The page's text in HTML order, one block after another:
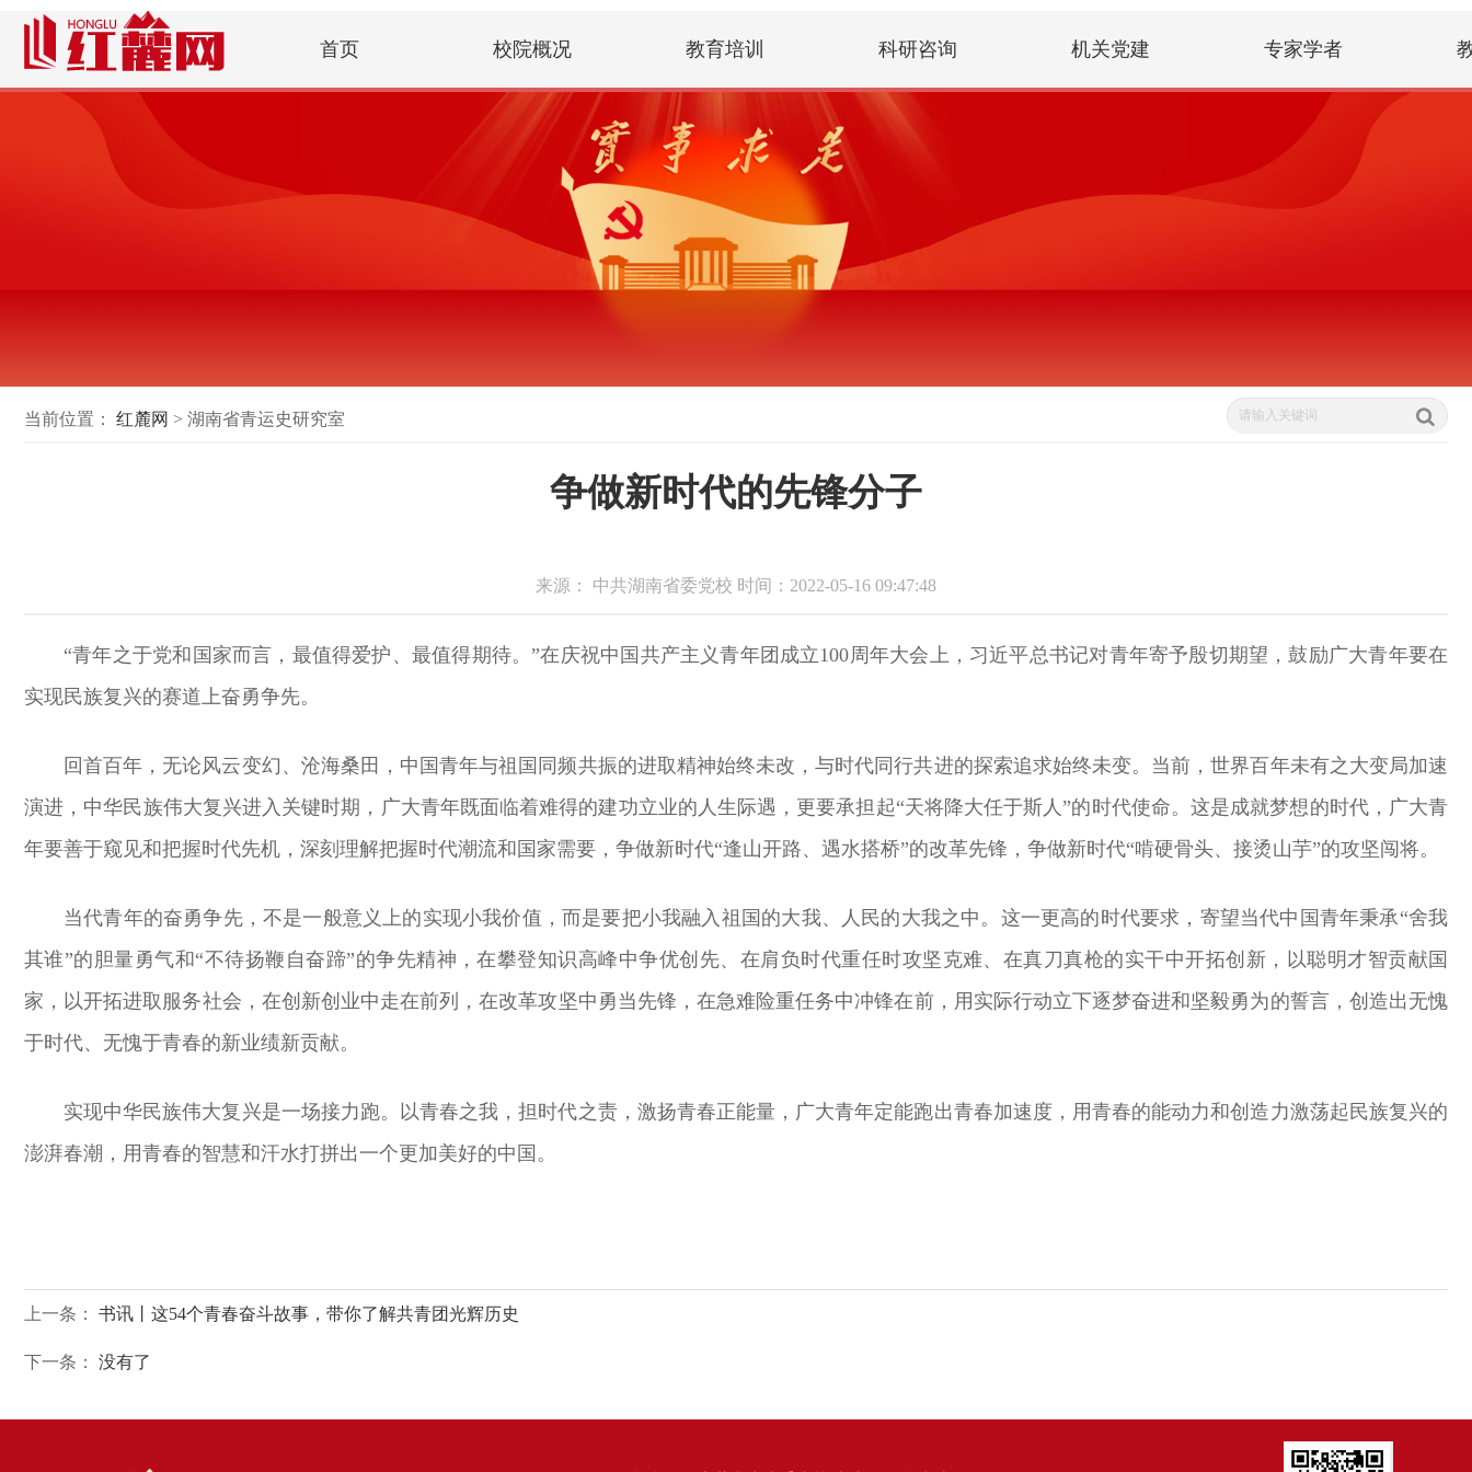
首页 校院概况 教育培训 科研咨询 机关党建 专家学者
当前位置： 红麓网 > 湖南省青运史研究室
争做新时代的先锋分子
来源： 中共湖南省委党校 时间：2022-05-16 09:47:48
“青年之于党和国家而言，最值得爱护、最值得期待。”在庆祝中国共产主义青年团成立100周年大会上，习近平总书记对青年寄予殷切期望，鼓励广大青年要在
实现民族复兴的赛道上奋勇争先。
回首百年，无论风云变幻、沧海桑田，中国青年与祖国同频共振的进取精神始终未改，与时代同行共进的探索追求始终未变。当前，世界百年未有之大变局加速
演进，中华民族伟大复兴进入关键时期，广大青年既面临着难得的建功立业的人生际遇，更要承担起“天将降大任于斯人”的时代使命。这是成就梦想的时代，广大青
年要善于窥见和把握时代先机，深刻理解把握时代潮流和国家需要，争做新时代“逢山开路、遇水搭桥”的改革先锋，争做新时代“啃硬骨头、接烫山芋”的攻坚闯将。
当代青年的奋勇争先，不是一般意义上的实现小我价值，而是要把小我融入祖国的大我、人民的大我之中。这一更高的时代要求，寄望当代中国青年秉承“舍我
其谁”的胆量勇气和“不待扬鞭自奋蹄”的争先精神，在攀登知识高峰中争优创先、在肩负时代重任时攻坚克难、在真刀真枪的实干中开拓创新，以聪明才智贡献国
家，以开拓进取服务社会，在创新创业中走在前列，在改革攻坚中勇当先锋，在急难险重任务中冲锋在前，用实际行动立下逐梦奋进和坚毅勇为的誓言，创造出无愧
于时代、无愧于青春的新业绩新贡献。
实现中华民族伟大复兴是一场接力跑。以青春之我，担时代之责，激扬青春正能量，广大青年定能跑出青春加速度，用青春的能动力和创造力激荡起民族复兴的
澎湃春潮，用青春的智慧和汗水打拼出一个更加美好的中国。
上一条： 书讯丨这54个青春奋斗故事，带你了解共青团光辉历史
下一条： 没有了